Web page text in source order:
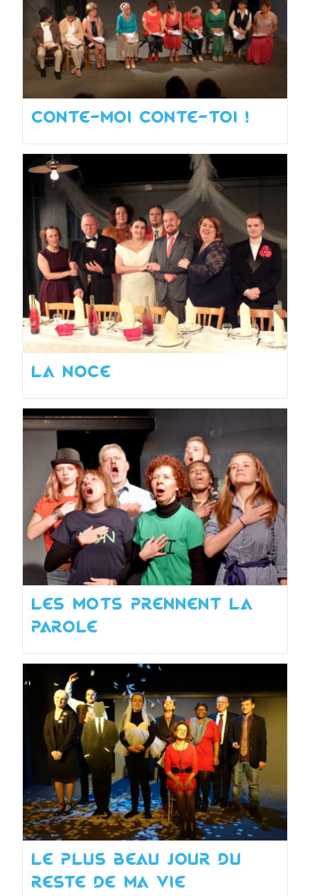
Conte-moi Conte-toi !
La noce
Les mots prennent la
parole
Le plus beau jour du
reste de ma vie